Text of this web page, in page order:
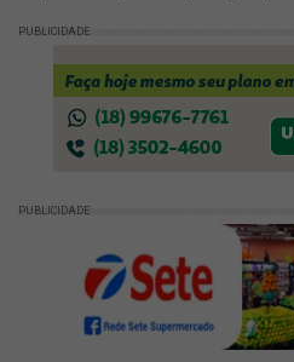
PUBLICIDADE
PUBLICIDADE